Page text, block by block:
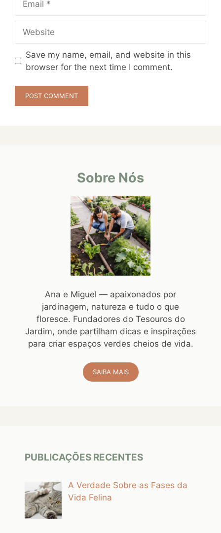
Save my name, email, and website in this
browser for the next time I comment.
Sobre Nós
Ana e Miguel — apaixonados por
jardinagem, natureza e tudo o que
floresce. Fundadores do Tesouros do
Jardim, onde partilham dicas e inspirações
para criar espaços verdes cheios de vida.
SAIBA MAIS
PUBLICAÇÕES RECENTES
A Verdade Sobre as Fases da
Vida Felina